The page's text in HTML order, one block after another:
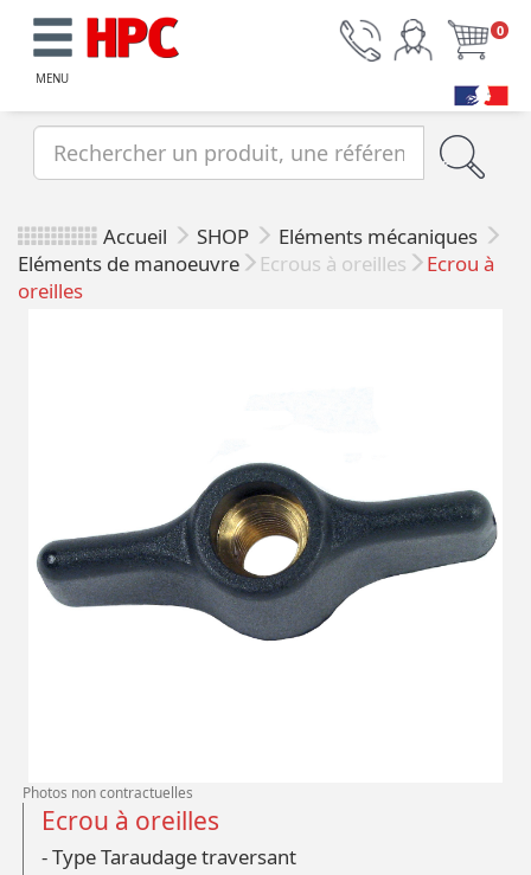
MENU
0
Accueil SHOP
Eléments mécaniques
Eléments de manoeuvre
Ecrous à oreilles
Ecrou à
oreilles
Photos non contractuelles
Ecrou à oreilles
- Type Taraudage traversant